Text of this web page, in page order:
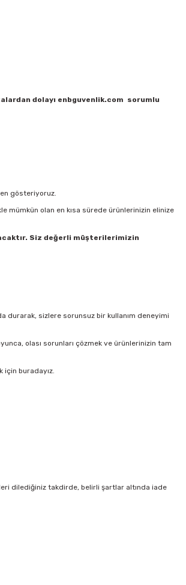
dolayı enbguvenlik.com sorumlu
gösteriyoruz.
mümkün olan en kısa sürede ürünlerinizin elinize
Siz değerli müşterilerimizin
durarak, sizlere sorunsuz bir kullanım deneyimi
olası sorunları çözmek ve ürünlerinizin tam
için buradayız.
dilediğiniz takdirde, belirli şartlar altında iade